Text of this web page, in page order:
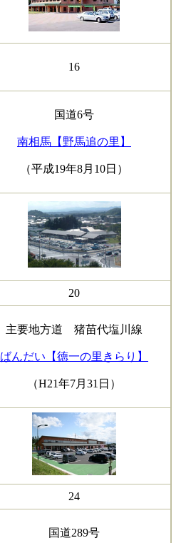
16
国道6号
南相馬【野馬追の里】
（平成19年8月10日）
20
主要地方道 猪苗代塩川線
ばんだい【徳一の里きらり】
（H21年7月31日）
24
国道289号